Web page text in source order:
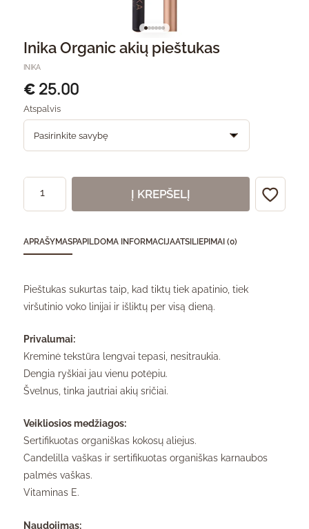
Inika Organic akių pieštukas
INIKA
€ 25.00
Atspalvis
Į KREPŠELĮ
APRAŠYMASPAPILDOMA INFORMACIJAATSILIEPIMAI (0)
Pieštukas sukurtas taip, kad tiktų tiek apatinio, tiek
viršutinio voko linijai ir išliktų per visą dieną.
Privalumai:
Kreminė tekstūra lengvai tepasi, nesitraukia.
Dengia ryškiai jau vienu potėpiu.
Švelnus, tinka jautriai akių sričiai.
Veikliosios medžiagos:
Sertifikuotas organiškas kokosų aliejus.
Candelilla vaškas ir sertifikuotas organiškas karnaubos
palmės vaškas.
Vitaminas E.
Naudojimas: